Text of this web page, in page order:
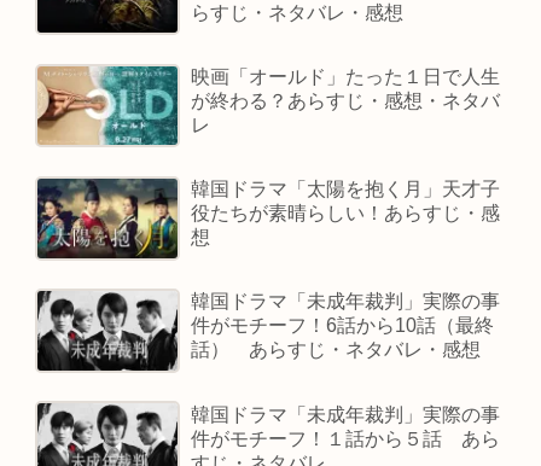
らすじ・ネタバレ・感想
映画「オールド」たった１日で人生
が終わる？あらすじ・感想・ネタバ
レ
韓国ドラマ「太陽を抱く月」天才子
役たちが素晴らしい！あらすじ・感
想
韓国ドラマ「未成年裁判」実際の事
件がモチーフ！6話から10話（最終
話） あらすじ・ネタバレ・感想
韓国ドラマ「未成年裁判」実際の事
件がモチーフ！１話から５話 あら